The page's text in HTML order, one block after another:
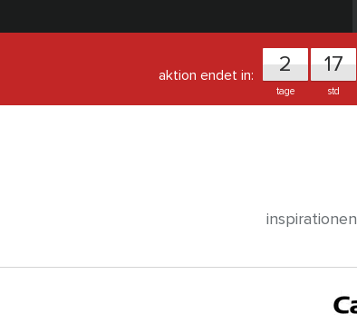
aktion endet in: 2
tage
17
std
inspirationen